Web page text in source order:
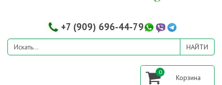
+7 (909) 696-44-79
0